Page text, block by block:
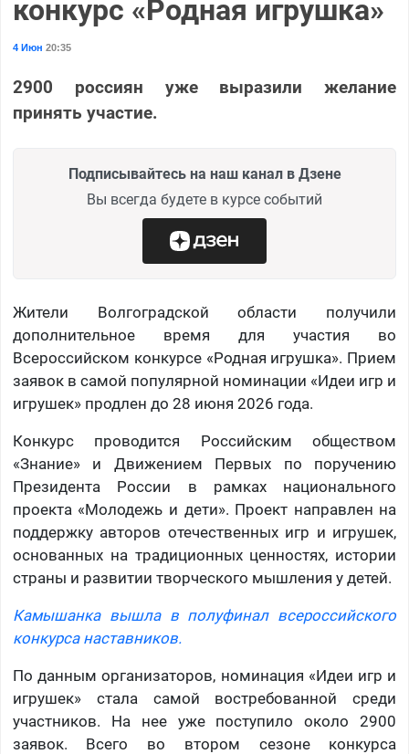
конкурс «Родная игрушка»
4 Июн 20:35
2900 россиян уже выразили желание
принять участие.
Подписывайтесь на наш канал в Дзене
Вы всегда будете в курсе событий
Жители Волгоградской области получили
дополнительное время для участия во
Всероссийском конкурсе «Родная игрушка». Прием
заявок в самой популярной номинации «Идеи игр и
игрушек» продлен до 28 июня 2026 года.
Конкурс проводится Российским обществом
«Знание» и Движением Первых по поручению
Президента России в рамках национального
проекта «Молодежь и дети». Проект направлен на
поддержку авторов отечественных игр и игрушек,
основанных на традиционных ценностях, истории
страны и развитии творческого мышления у детей.
Камышанка вышла в полуфинал всероссийского
конкурса наставников.
По данным организаторов, номинация «Идеи игр и
игрушек» стала самой востребованной среди
участников. На нее уже поступило около 2900
заявок. Всего во втором сезоне конкурса